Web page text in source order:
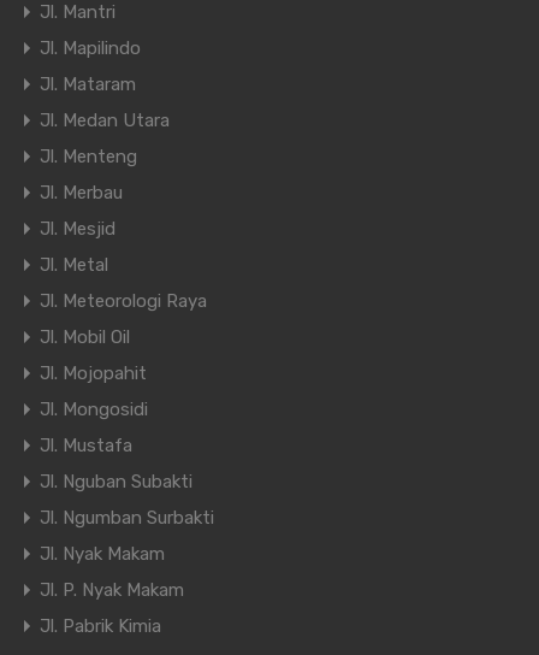
Jl. Mantri
Jl. Mapilindo
Jl. Mataram
Jl. Medan Utara
Jl. Menteng
Jl. Merbau
Jl. Mesjid
Jl. Metal
Jl. Meteorologi Raya
Jl. Mobil Oil
Jl. Mojopahit
Jl. Mongosidi
Jl. Mustafa
Jl. Nguban Subakti
Jl. Ngumban Surbakti
Jl. Nyak Makam
Jl. P. Nyak Makam
Jl. Pabrik Kimia